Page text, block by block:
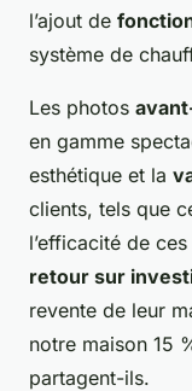
l’ajout de
système de
Les photos
en gamme
esthétique et la
clients, tels que
l’efficacité de
retour sur
revente de leur
notre maison 15
partagent-ils.